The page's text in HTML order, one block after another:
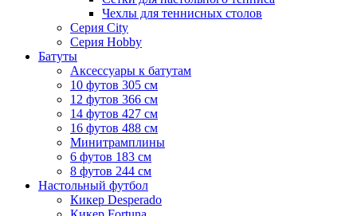
Чехлы для теннисных столов
Серия City
Серия Hobby
Батуты
Аксессуары к батутам
10 футов 305 см
12 футов 366 см
14 футов 427 см
16 футов 488 см
Минитрамплины
6 футов 183 см
8 футов 244 см
Настольный футбол
Кикер Desperado